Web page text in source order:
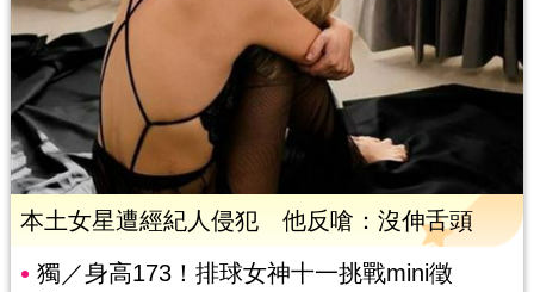
本土女星遭經紀人侵犯 他反嗆：沒伸舌頭
獨／身高173！排球女神十一挑戰mini徵